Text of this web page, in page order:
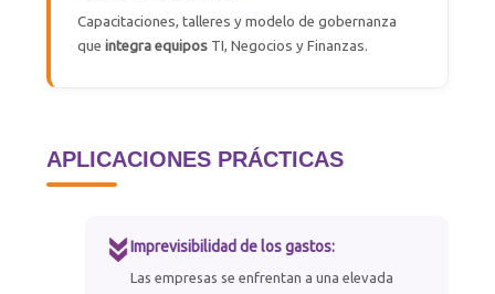
Capacitaciones, talleres y modelo de gobernanza
queintegra equipos TI, Negocios y Finanzas.
APLICACIONES PRÁCTICAS
Imprevisibilidad de los gastos:
Las empresas se enfrentan a una elevada